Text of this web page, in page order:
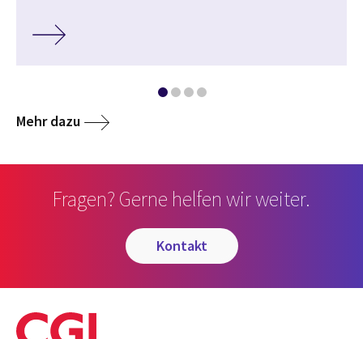
Mehr dazu
Fragen? Gerne helfen wir weiter.
kontakt